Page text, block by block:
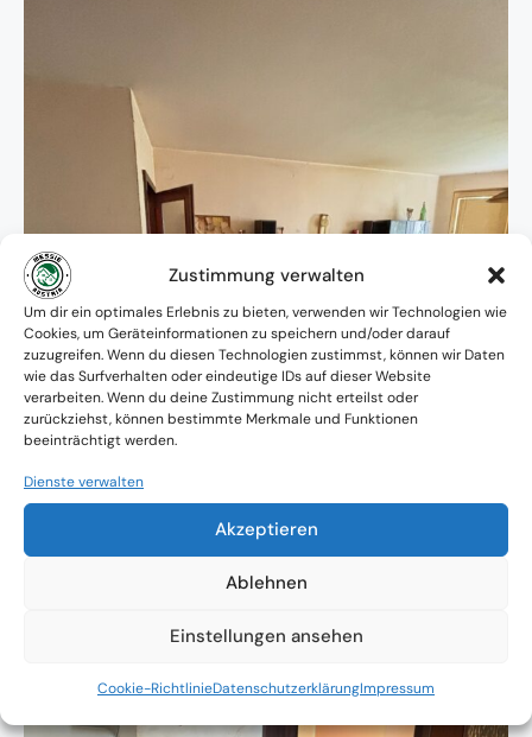
Zustimmung verwalten
Um dir ein optimales Erlebnis zu bieten, verwenden wir Technologien wie
Cookies, um Geräteinformationen zu speichern und/oder darauf
zuzugreifen. Wenn du diesen Technologien zustimmst, können wir Daten
wie das Surfverhalten oder eindeutige IDs auf dieser Website
verarbeiten. Wenn du deine Zustimmung nicht erteilst oder
zurückziehst, können bestimmte Merkmale und Funktionen
beeinträchtigt werden.
Dienste verwalten
Akzeptieren
Ablehnen
Einstellungen ansehen
Cookie-RichtlinieDatenschutzerklärungImpressum